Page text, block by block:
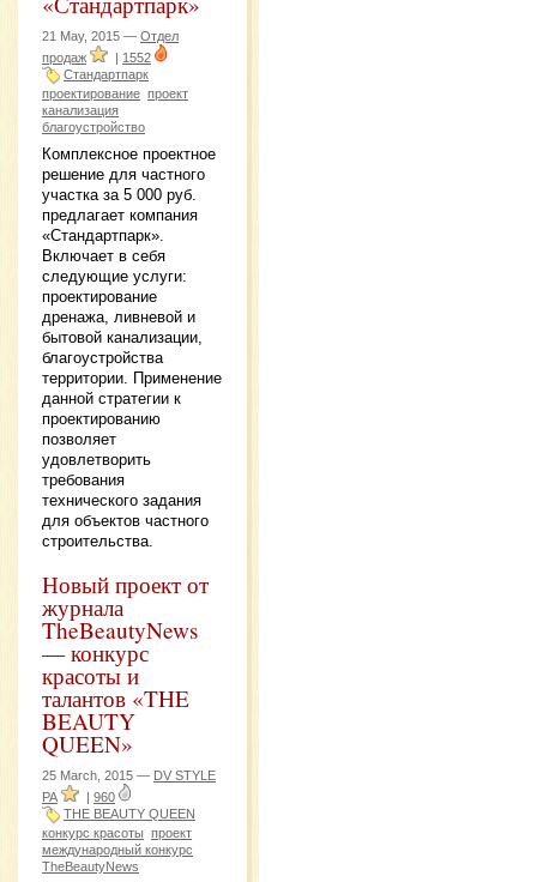
21 May, 2015 — Отдел
продаж
| 1552
Стандартпарк
проектирование проект
канализация
благоустройство
Комплексное проектное
решение для частного
участка за 5 000 руб.
предлагает компания
«Стандартпарк».
Включает в себя
следующие услуги:
проектирование
дренажа, ливневой и
бытовой канализации,
благоустройства
территории. Применение
данной стратегии к
проектированию
позволяет
удовлетворить
требования
технического задания
для объектов частного
строительства.
Новый проект от
журнала
TheBeautyNews
— конкурс
красоты и
талантов «THE
BEAUTY
QUEEN»
25 March, 2015 — DV STYLE
РА
960
THE BEAUTY QUEEN
конкурс красоты проект
международный конкурс
TheBeautyNews